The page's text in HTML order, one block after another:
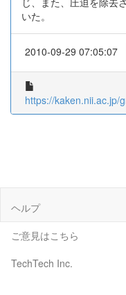
いた。
2010-09-29 07:05:07
https://kaken.nii.ac.jp/
ヘルプ
ご意見はこちら
TechTech Inc.